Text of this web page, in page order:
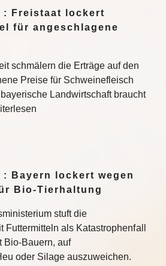
: Freistaat lockert
für angeschlagene
schmälern die Erträge auf den
Preise für Schweinefleisch
Landwirtschaft braucht
: Bayern lockert wegen
Bio-Tierhaltung
stuft die
Futtermitteln als Katastrophenfall
Bio-Bauern, auf
oder Silage auszuweichen.